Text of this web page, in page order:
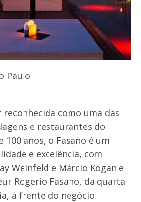
Paulo
como uma das
e restaurantes do
100 anos, o Fasano é um
e excelência, com
Weinfeld e Márcio Kogan e
Rogerio Fasano, da quarta
à frente do negócio.